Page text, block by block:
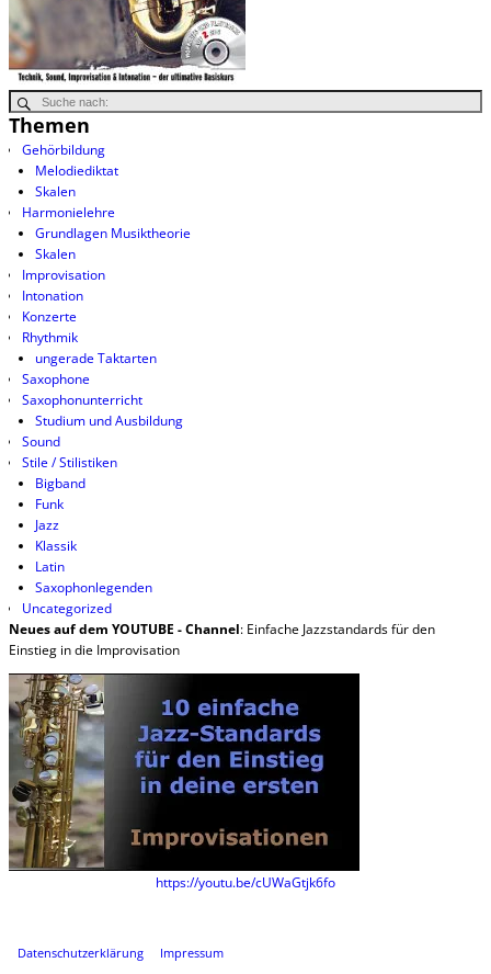
Themen
Gehörbildung
Melodiediktat
Skalen
Harmonielehre
Grundlagen Musiktheorie
Skalen
Improvisation
Intonation
Konzerte
Rhythmik
ungerade Taktarten
Saxophone
Saxophonunterricht
Studium und Ausbildung
Sound
Stile / Stilistiken
Bigband
Funk
Jazz
Klassik
Latin
Saxophonlegenden
Uncategorized
Neues auf dem YOUTUBE - Channel: Einfache Jazzstandards für den
Einstieg in die Improvisation
https://youtu.be/cUWaGtjk6fo
Datenschutzerklärung Impressum